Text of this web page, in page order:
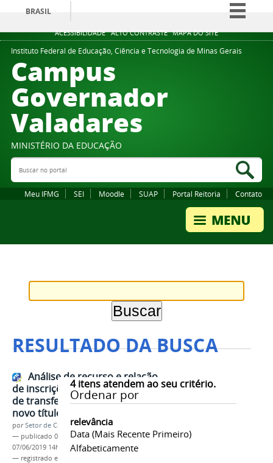
ACESSIBILIDADE ALTO CONTRASTE MAPA DO SITE
BRASIL
Simplifique!
Comunica BR
Instituto Federal de Educação, Ciência e Tecnologia de Minas Gerais
Campus
Governador
Valadares
MINISTÉRIO DA EDUCAÇÃO
Buscar no portal
Meu IFMG SEI Moodle SUAP Portal Reitoria Contato
RESULTADO DA BUSCA
4itens atendem ao seu critério.
Ordenar por
relevância
Data (mais Recente Primeiro)
Alfabeticamente
Análise de recurso e relação
de inscrições deferidas do edital
de transferência e obtenção de
novo título 2019.2
porSetor de Comunicação
— publicado 07/06/2019 —última modificação
07/06/2019 14h09
— registrado em: